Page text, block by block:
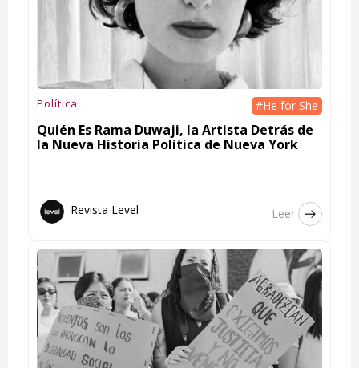
Política #He for She
Quién Es Rama Duwaji, la Artista Detrás de
la Nueva Historia Política de Nueva York
Revista Level Leer